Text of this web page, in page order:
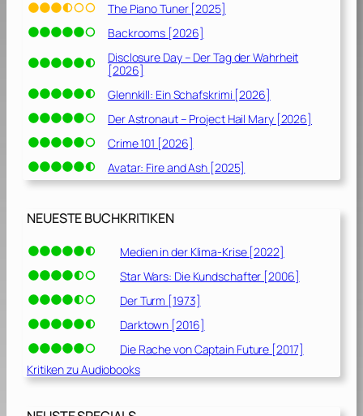
The Piano Tuner [2025]
Backrooms [2026]
Disclosure Day – Der Tag der Wahrheit
[2026]
Glennkill: Ein Schafskrimi [2026]
Der Astronaut – Project Hail Mary [2026]
Crime 101 [2026]
Avatar: Fire and Ash [2025]
NEUESTE BUCHKRITIKEN
Medien in der Klima-Krise [2022]
Star Wars: Die Kundschafter [2006]
Der Turm [1973]
Darktown [2016]
Die Rache von Captain Future [2017]
Kritiken zu Audiobooks